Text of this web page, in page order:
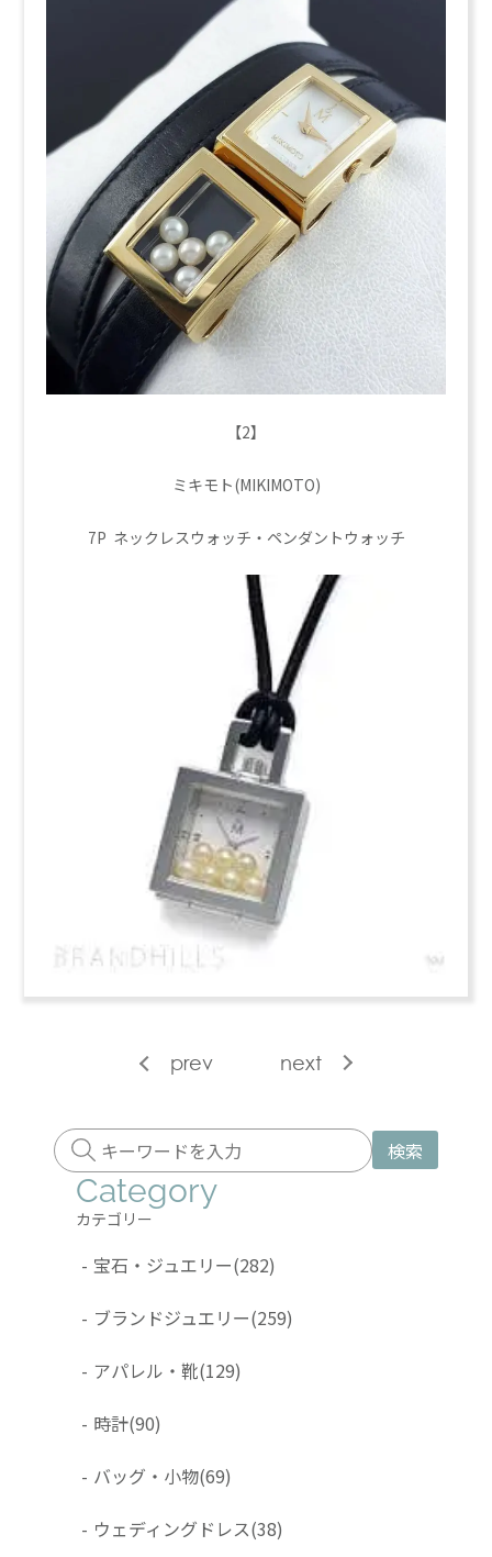
【2】
ミキモト(MIKIMOTO)
7P ネックレスウォッチ・ペンダントウォッチ
prev next
検索
Category
カテゴリー
- 宝石・ジュエリー(282)
- ブランドジュエリー(259)
- アパレル・靴(129)
- 時計(90)
- バッグ・小物(69)
- ウェディングドレス(38)